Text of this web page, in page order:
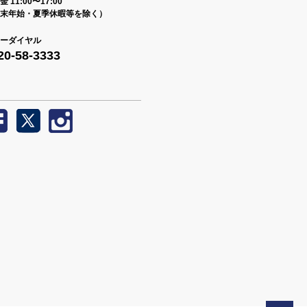
年始・夏季休暇等を除く）
ダイヤル
58-3333